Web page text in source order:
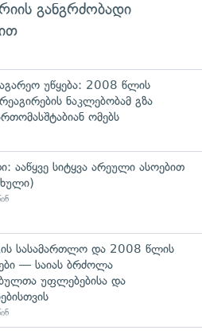
განგრძობადი
უწყება: 2008 წლის
ნაკლებობამ გზა
ომებს
ააწყვე სიტყვა არეული ასოებით
სასამართლო და 2008 წლის
— საიას ბრძოლა
უფლებებისა და